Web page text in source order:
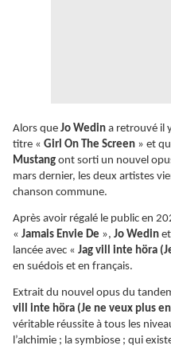
Alors que Jo Wedin a retrouvé il
titre « Girl On The Screen » et
Mustang ont sorti un nouvel
mars dernier, les deux artistes
chanson commune.
Après avoir régalé le public en
« Jamais Envie De », Jo Wedin et
lancée avec « Jag vill inte höra
en suédois et en français.
Extrait du nouvel opus du
vill inte höra (Je ne veux plus
véritable réussite à tous les
l’alchimie ; la symbiose ; qui